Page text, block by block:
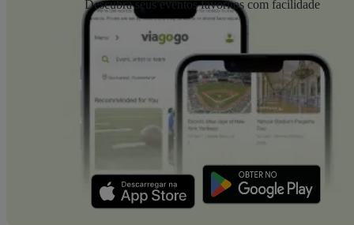
Descubra seus eventos favoritos com facilidade